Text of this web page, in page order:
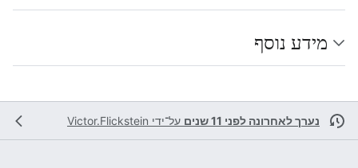
מידע נוסף
נערך לאחרונה לפני 11 שנים על־ידי Victor.Flickstein